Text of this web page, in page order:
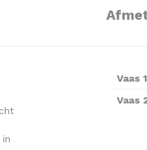
Vaas 1
Vaas